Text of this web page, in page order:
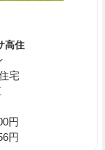
高住
宅
円
円